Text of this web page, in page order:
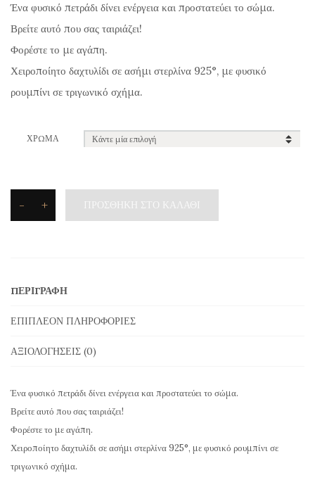
Ένα φυσικό πετράδι δίνει ενέργεια και προστατεύει το σώμα.
Βρείτε αυτό που σας ταιριάζει!
Φορέστε το με αγάπη.
Χειροποίητο δαχτυλίδι σε ασήμι στερλίνα 925°, με φυσικό
ρουμπίνι σε τριγωνικό σχήμα.
ΧΡΏΜΑ
-
με
σχήμα
ποσότητα
+ ΠΡΟΣΘΉΚΗ ΣΤΟ ΚΑΛΆΘΙ
ΠΕΡΙΓΡΑΦΉ
ΕΠΙΠΛΈΟΝ ΠΛΗΡΟΦΟΡΊΕΣ
ΑΞΙΟΛΟΓΉΣΕΙΣ (0)
Ένα φυσικό πετράδι δίνει ενέργεια και προστατεύει το σώμα.
Βρείτε αυτό που σας ταιριάζει!
Φορέστε το με αγάπη.
Χειροποίητο δαχτυλίδι σε ασήμι στερλίνα 925°, με φυσικό ρουμπίνι σε
τριγωνικό σχήμα.